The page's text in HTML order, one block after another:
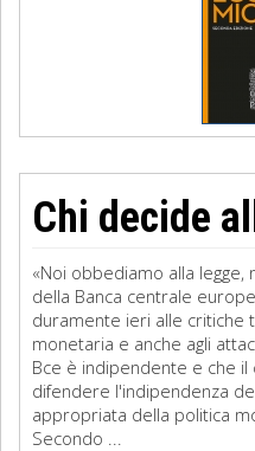
Chi decide
«Noi obbediamo alla legge,
della Banca centrale
duramente ieri alle critiche
monetaria e anche agli
Bce è indipendente e che
difendere l'indipendenza
appropriata della politica
Secondo ...